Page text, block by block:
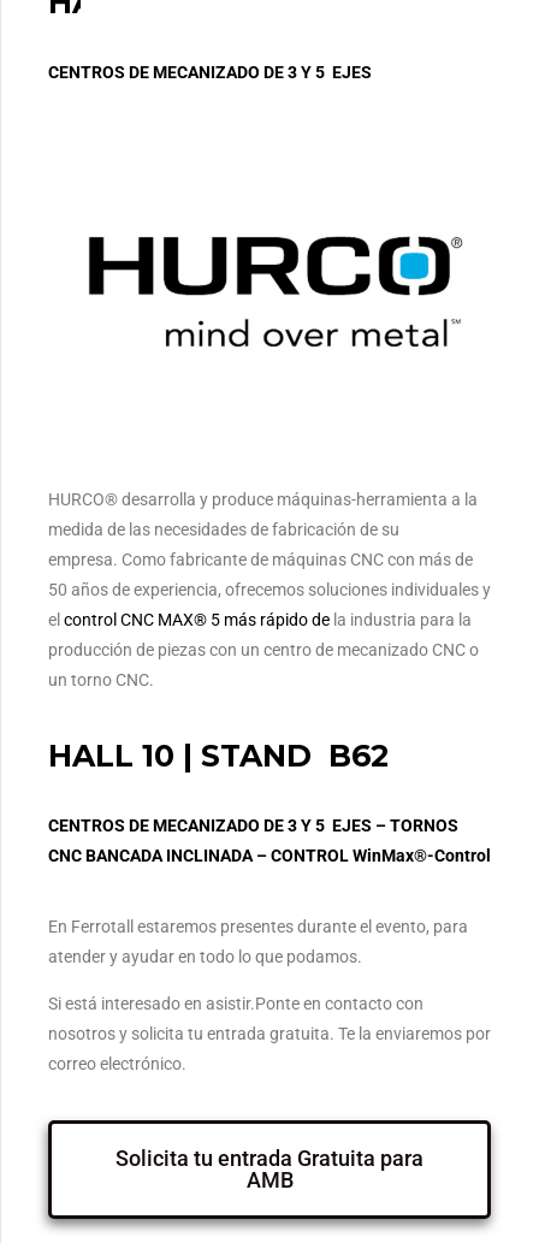
CENTROS DE MECANIZADO DE 3 Y 5 EJES
HURCO® desarrolla y produce máquinas-herramienta a la
medida de las necesidades de fabricación de su
empresa. Como fabricante de máquinas CNC con más de
50 años de experiencia, ofrecemos soluciones individuales y
el control CNC MAX® 5 más rápido de la industria para la
producción de piezas con un centro de mecanizado CNC o
un torno CNC.
HALL 10 | STAND B62
CENTROS DE MECANIZADO DE 3 Y 5 EJES – TORNOS
CNC BANCADA INCLINADA – CONTROL WinMax®-Control
En Ferrotall estaremos presentes durante el evento, para
atender y ayudar en todo lo que podamos.
Si está interesado en asistir.Ponte en contacto con
nosotros y solicita tu entrada gratuita. Te la enviaremos por
correo electrónico.
Solicita tu entrada Gratuita para
AMB